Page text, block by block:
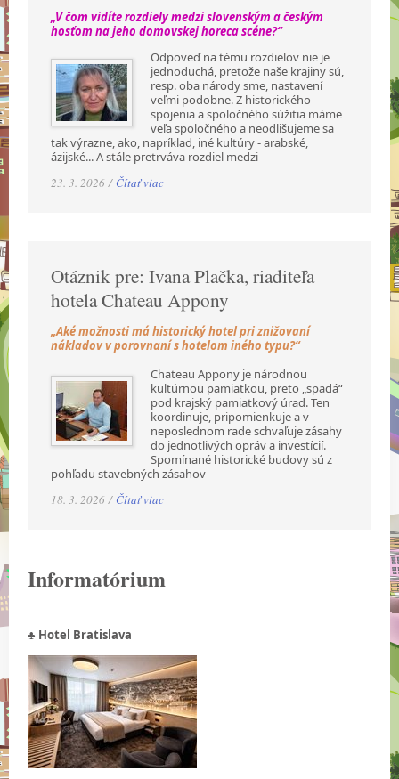
„V čom vidíte rozdiely medzi slovenským a českým
hosťom na jeho domovskej horeca scéne?“
Odpoveď na tému rozdielov nie je
jednoduchá, pretože naše krajiny sú,
resp. oba národy sme, nastavení
veľmi podobne. Z historického
spojenia a spoločného súžitia máme
veľa spoločného a neodlišujeme sa
tak výrazne, ako, napríklad, iné kultúry - arabské,
ázijské... A stále pretrváva rozdiel medzi
23. 3. 2026 / Čítať viac
Otáznik pre: Ivana Plačka, riaditeľa
hotela Chateau Appony
„Aké možnosti má historický hotel pri znižovaní
nákladov v porovnaní s hotelom iného typu?“
Chateau Appony je národnou
kultúrnou pamiatkou, preto „spadá“
pod krajský pamiatkový úrad. Ten
koordinuje, pripomienkuje a v
neposlednom rade schvaľuje zásahy
do jednotlivých opráv a investícií.
Spomínané historické budovy sú z
pohľadu stavebných zásahov
18. 3. 2026 / Čítať viac
Informatórium
♣ Hotel Bratislava